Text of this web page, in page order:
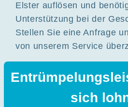
Elster auflösen und
Unterstützung bei der
Stellen Sie eine Anfrage
von unserem Service
sich